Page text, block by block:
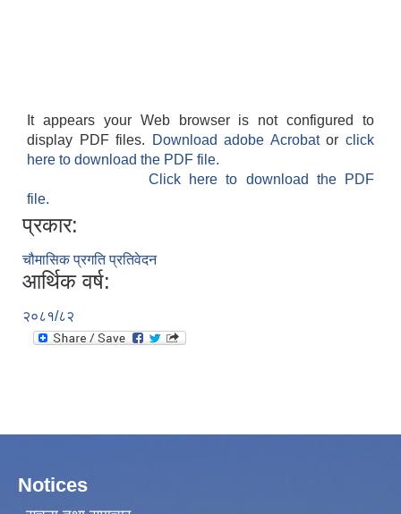
It appears your Web browser is not configured to
display PDF files.
Download adobe Acrobatorclick
here to download the PDF file.
Click here to download the PDF
file.
प्रकार:
चौमासिक प्रगति प्रतिवेदन
आर्थिक वर्ष:
२०८१/८२
Notices